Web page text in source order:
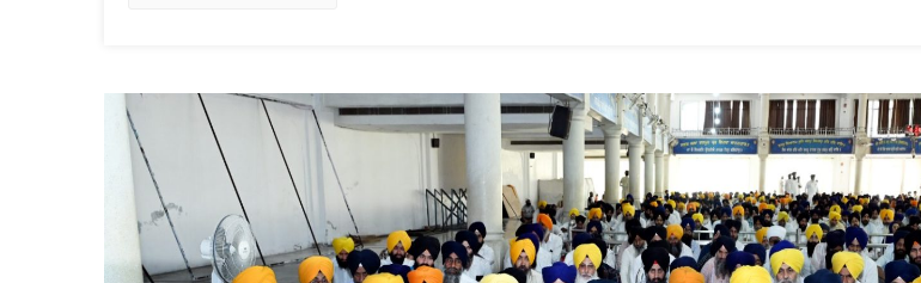
ਗਿਆਨੀ
ਮੋਹਣ
ਸਿੰਘ
ਦੀ
ਯਾਦ
’ਚ
ਸ੍ਰੀ